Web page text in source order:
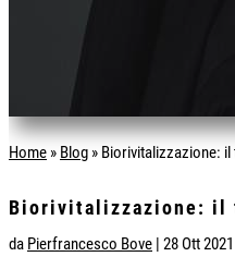
Home » Blog » Biorivitalizzazione: il
Biorivitalizzazione: il
da Pierfrancesco Bove | 28 Ott 2021